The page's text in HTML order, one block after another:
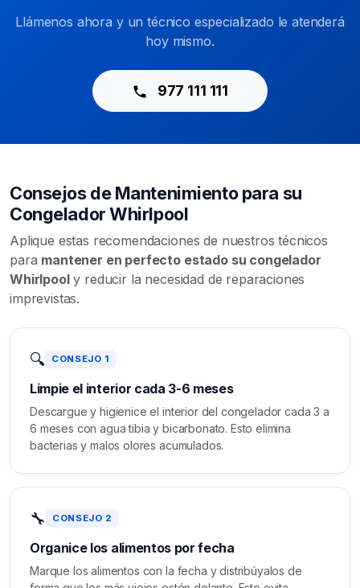
Llámenos ahora y un técnico especializado le atenderá
hoy mismo.
977 111 111
Consejos de Mantenimiento para su
Congelador Whirlpool
Aplique estas recomendaciones de nuestros técnicos
para mantener en perfecto estado su congelador
Whirlpooly reducir la necesidad de reparaciones
imprevistas.
🔍 CONSEJO 1
Limpie el interior cada 3-6 meses
Descargue y higienice el interior del congelador cada 3 a
6 meses con agua tibia y bicarbonato. Esto elimina
bacterias y malos olores acumulados.
🔧 CONSEJO 2
Organice los alimentos por fecha
Marque los alimentos con la fecha y distribúyalos de